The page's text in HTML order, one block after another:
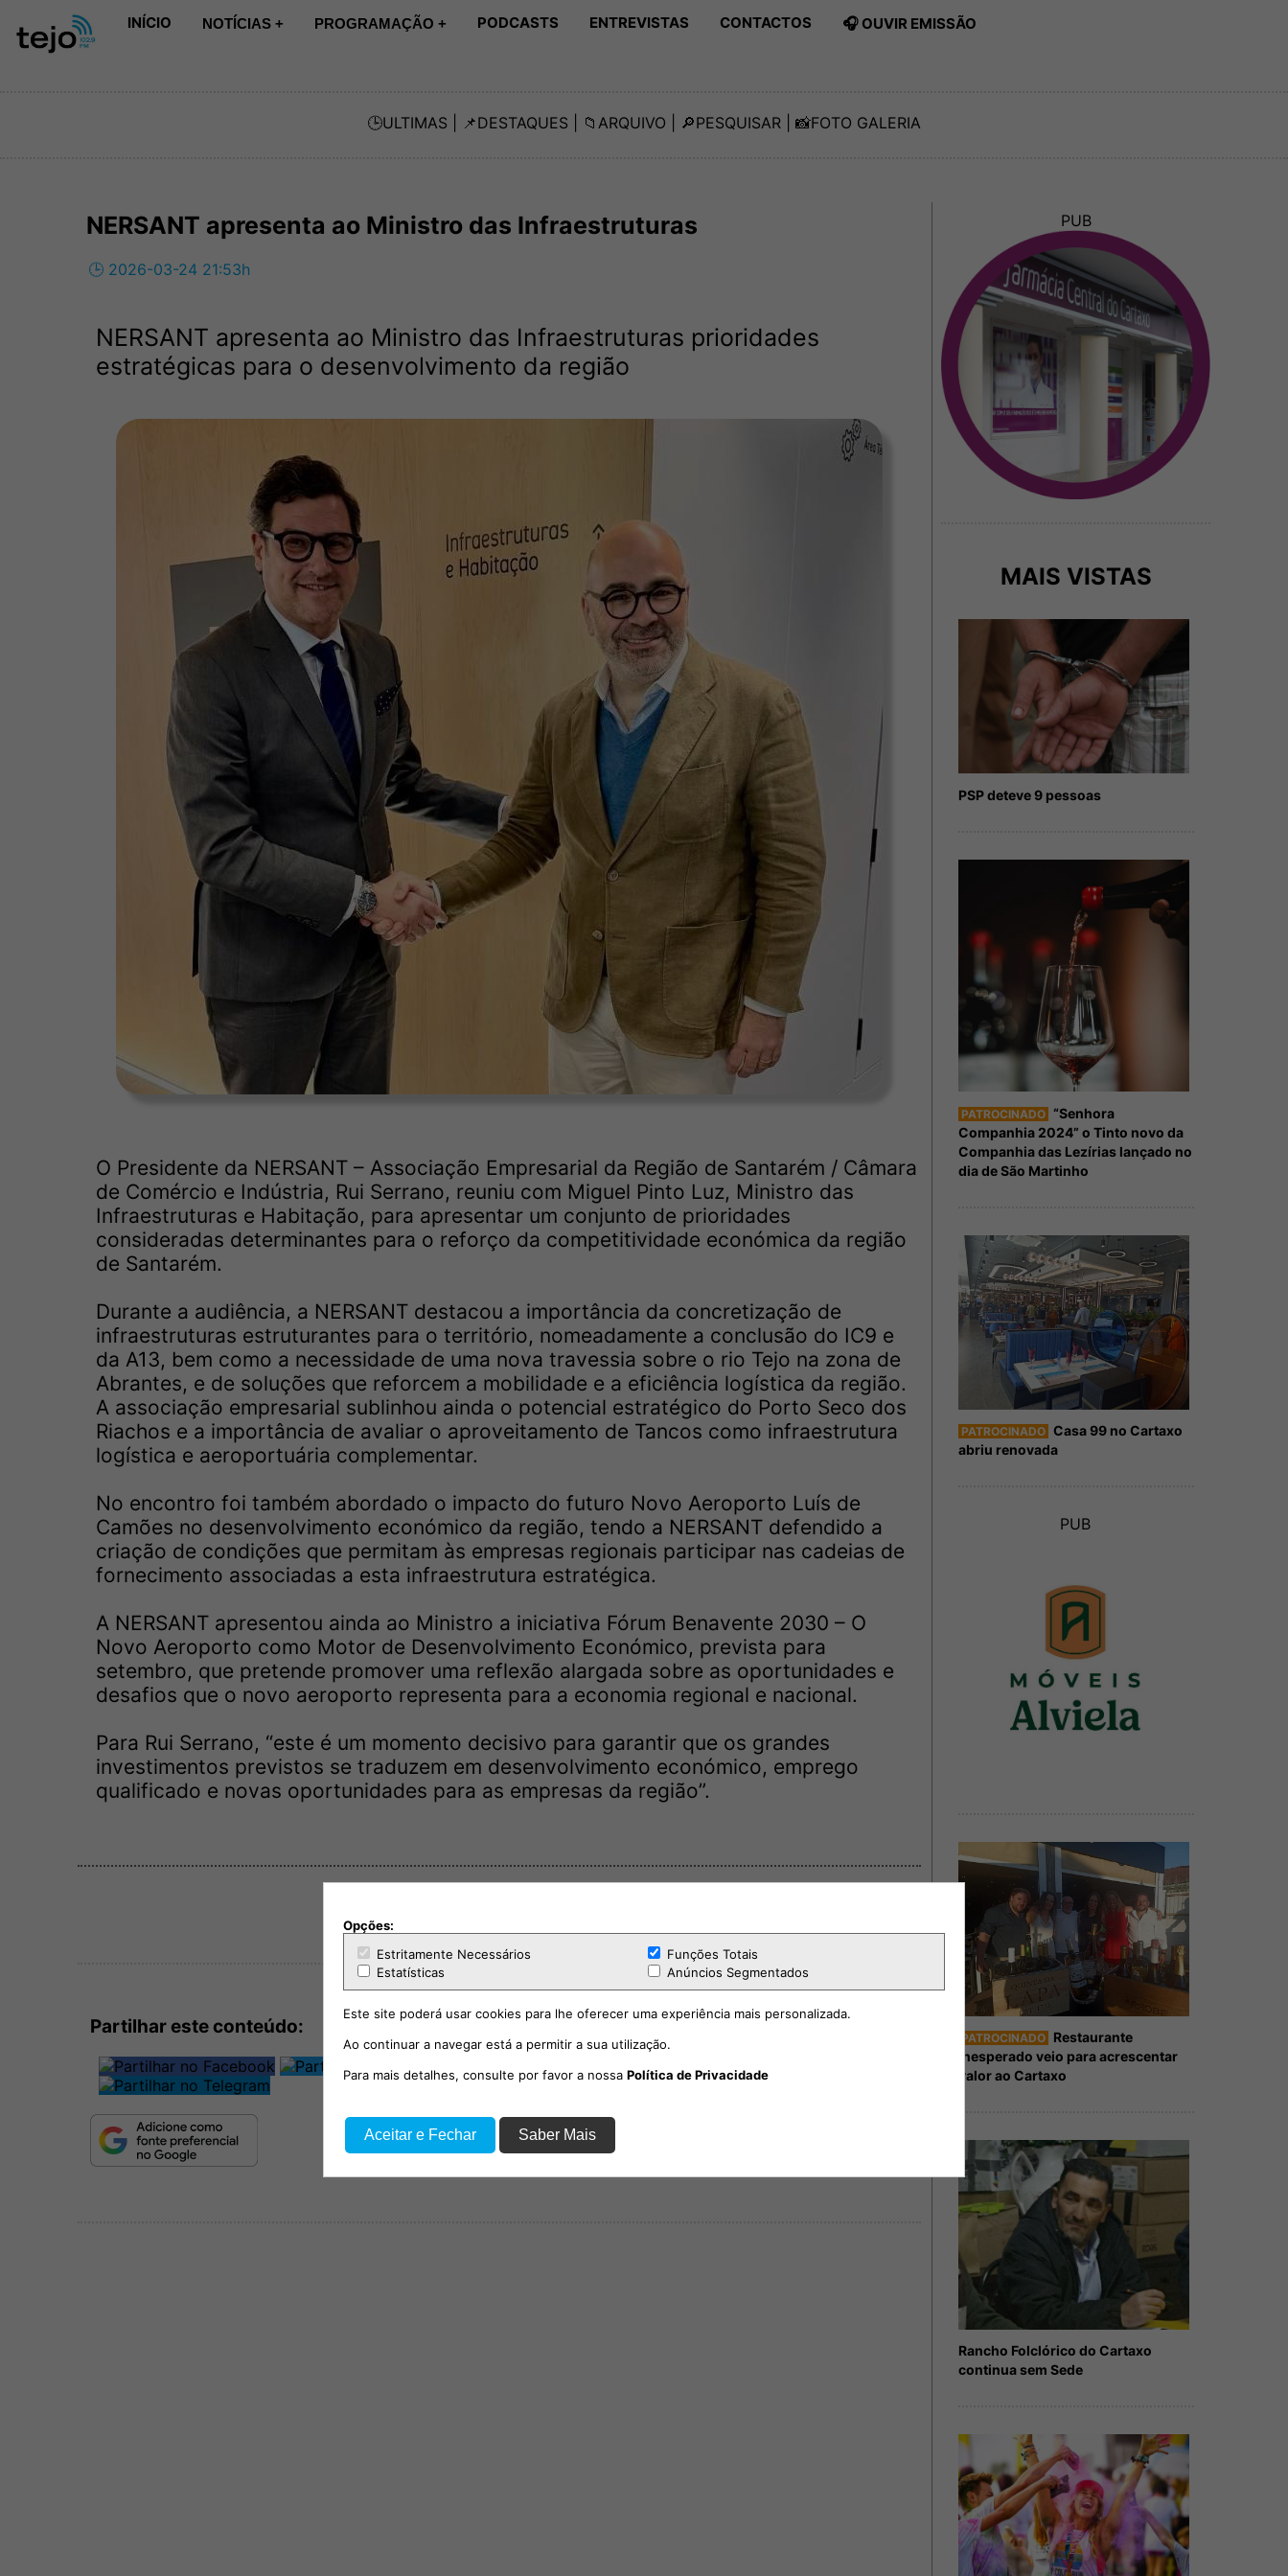
INÍCIO NOTÍCIAS + PROGRAMAÇÃO + PODCASTS ENTREVISTAS CONTACTOS 🎧 OUVIR EMISSÃO
🕒ULTIMAS | 📌DESTAQUES | 📁 ARQUIVO | 🔎PESQUISAR | 📸FOTO GALERIA
NERSANT apresenta ao Ministro das Infraestruturas
🕒 2026-03-24 21:53h
NERSANT apresenta ao Ministro das Infraestruturas prioridades
estratégicas para o desenvolvimento da região
O Presidente da NERSANT – Associação Empresarial da Região de Santarém / Câmara
de Comércio e Indústria, Rui Serrano, reuniu com Miguel Pinto Luz, Ministro das
Infraestruturas e Habitação, para apresentar um conjunto de prioridades
consideradas determinantes para o reforço da competitividade económica da região
de Santarém.
Durante a audiência, a NERSANT destacou a importância da concretização de
infraestruturas estruturantes para o território, nomeadamente a conclusão do IC9 e
da A13, bem como a necessidade de uma nova travessia sobre o rio Tejo na zona de
Abrantes, e de soluções que reforcem a mobilidade e a eficiência logística da região.
A associação empresarial sublinhou ainda o potencial estratégico do Porto Seco dos
Riachos e a importância de avaliar o aproveitamento de Tancos como infraestrutura
logística e aeroportuária complementar.
No encontro foi também abordado o impacto do futuro Novo Aeroporto Luís de
Camões no desenvolvimento económico da região, tendo a NERSANT defendido a
criação de condições que permitam às empresas regionais participar nas cadeias de
fornecimento associadas a esta infraestrutura estratégica.
A NERSANT apresentou ainda ao Ministro a iniciativa Fórum Benavente 2030 – O
Novo Aeroporto como Motor de Desenvolvimento Económico, prevista para
setembro, que pretende promover uma reflexão alargada sobre as oportunidades e
desafios que o novo aeroporto representa para a economia regional e nacional.
Para Rui Serrano, “este é um momento decisivo para garantir que os grandes
investimentos previstos se traduzem em desenvolvimento económico, emprego
qualificado e novas oportunidades para as empresas da região”.
Partilhar este conteúdo:
PUB
MAIS VISTAS
PSP deteve 9 pessoas
PATROCINADO “Senhora
Companhia 2024” o Tinto novo da
Companhia das Lezírias lançado no
dia de São Martinho
PATROCINADO Casa 99 no Cartaxo
abriu renovada
PUB
PATROCINADO Restaurante
Inesperado veio para acrescentar
valor ao Cartaxo
Rancho Folclórico do Cartaxo
continua sem Sede
Opções:
Estritamente Necessários
Funções Totais
Estatísticas
Anúncios Segmentados
Este site poderá usar cookies para lhe oferecer uma experiência mais personalizada.
Ao continuar a navegar está a permitir a sua utilização.
Para mais detalhes, consulte por favor a nossa Política de Privacidade
Aceitar e Fechar Saber Mais